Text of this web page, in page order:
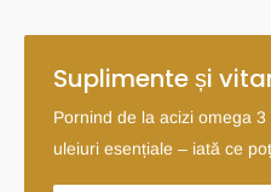
Suplimente și
Pornind de la acizi omega
uleiuri esențiale – iată ce